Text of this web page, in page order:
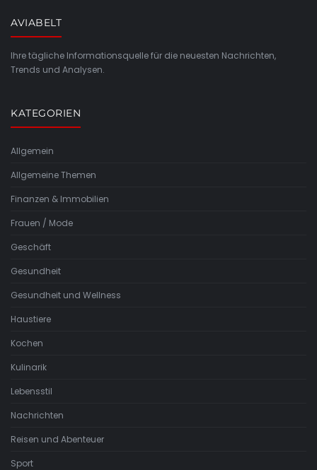
AVIABELT
Ihre tägliche Informationsquelle für die neuesten Nachrichten,
Trends und Analysen.
KATEGORIEN
Allgemein
Allgemeine Themen
Finanzen & Immobilien
Frauen / Mode
Geschäft
Gesundheit
Gesundheit und Wellness
Haustiere
Kochen
Kulinarik
Lebensstil
Nachrichten
Reisen und Abenteuer
Sport